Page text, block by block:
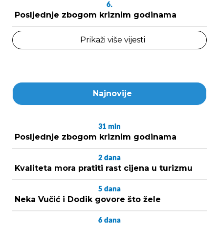
6.
Posljednje zbogom kriznim godinama
Prikaži više vijesti
Najnovije
31 min
Posljednje zbogom kriznim godinama
2 dana
Kvaliteta mora pratiti rast cijena u turizmu
5 dana
Neka Vučić i Dodik govore što žele
6 dana